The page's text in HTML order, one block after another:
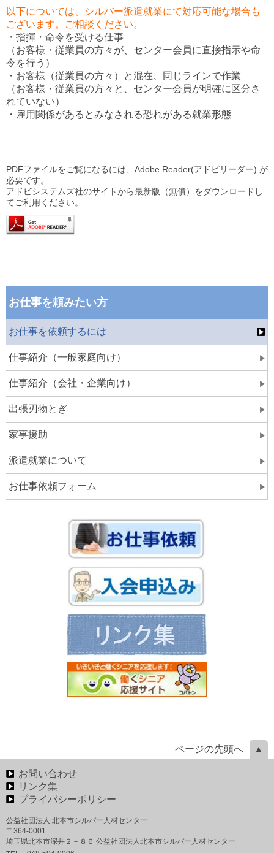
以下については、シルバー派遣就業にて対応可能な場合も
ございます。ご相談ください。
・指揮・命令を受ける仕事
（お客様・従業員の方々が、センター会員に直接指示や命
令を行う）
・お客様（従業員の方々）と混在、同じラインで作業
（お客様・従業員の方々と、センター会員が明確に区分さ
れていない）
・雇用関係があるとみなされる恐れがある就業形態
PDFファイルをご覧になるには、Adobe Reader(アドビリーダー) が
必要です。
アドビシステムズ社のサイトから最新版（無償）をダウンロードし
てご利用ください。
お仕事を頼みたい方
お仕事を依頼するには
仕事紹介（一般家庭向け）
仕事紹介（会社・企業向け）
出張刃物とぎ
家事援助
派遣就業について
お仕事依頼フォーム
ページの先頭へ
お問い合わせ
リンク集
プライバシーポリシー
公益社団法人 北本市シルバー人材センター
〒364-0001
埼玉県北本市深井２－８６ 公益社団法人北本市シルバー人材センター